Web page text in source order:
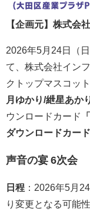
【企画元】株式会
2026年5月24日（
て、株式会社イン
クトップマスコッ
月ゆかり/紲星あか
ウンロードカード
ダウンロードカード
声音の宴 6次会
日程 ：2026年5月
り変更となる可能